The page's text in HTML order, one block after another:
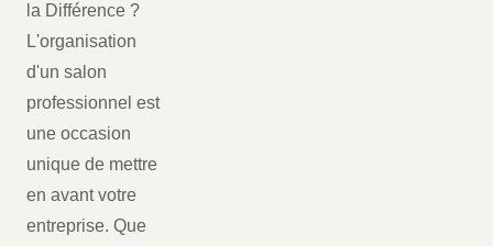
la Différence ?
L'organisation
d'un salon
professionnel est
une occasion
unique de mettre
en avant votre
entreprise. Que